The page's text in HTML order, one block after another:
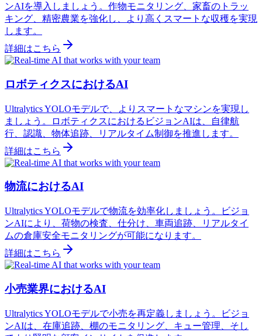
ンAIを導入しましょう。作物モニタリング、家畜のトラッ
キング、精密農業を強化し、より高くスマートな収穫を実現
します。
詳細はこちら
ロボティクスにおけるAI
Ultralytics YOLOモデルで、よりスマートなマシンを実現し
ましょう。ロボティクスにおけるビジョンAIは、自律航
行、認識、物体追跡、リアルタイム制御を推進します。
詳細はこちら
物流におけるAI
Ultralytics YOLOモデルで物流を効率化しましょう。ビジョ
ンAIにより、荷物の検査、仕分け、車両追跡、リアルタイ
ムの倉庫安全モニタリングが可能になります。
詳細はこちら
小売業界におけるAI
Ultralytics YOLOモデルで小売を再定義しましょう。ビジョ
ンAIは、在庫追跡、棚のモニタリング、キュー管理、そし